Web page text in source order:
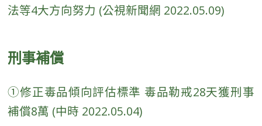
法等4大方向努力 (公視新聞網 2022.05.09)
刑事補償
①修正毒品傾向評估標準 毒品勒戒28天獲刑事
補償8萬 (中時 2022.05.04)